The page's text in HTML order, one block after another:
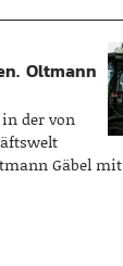
Oltmann
der von
Gäbel